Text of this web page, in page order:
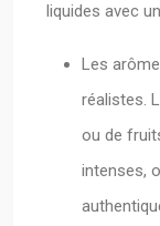
liquides avec
Les
réalistes.
ou de
intenses,